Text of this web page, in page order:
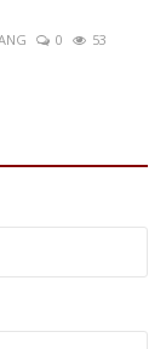
0
53